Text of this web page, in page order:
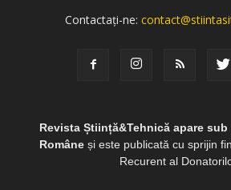
Contactați-ne:
Revista Știință&Tehnică apare sub
Româneși este publicată cu sprijin
Recurent al